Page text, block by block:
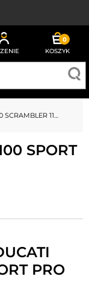
0
KOSZYK
MĘŻCZYZN
1100 SPORT PRO
SPORT
PRO